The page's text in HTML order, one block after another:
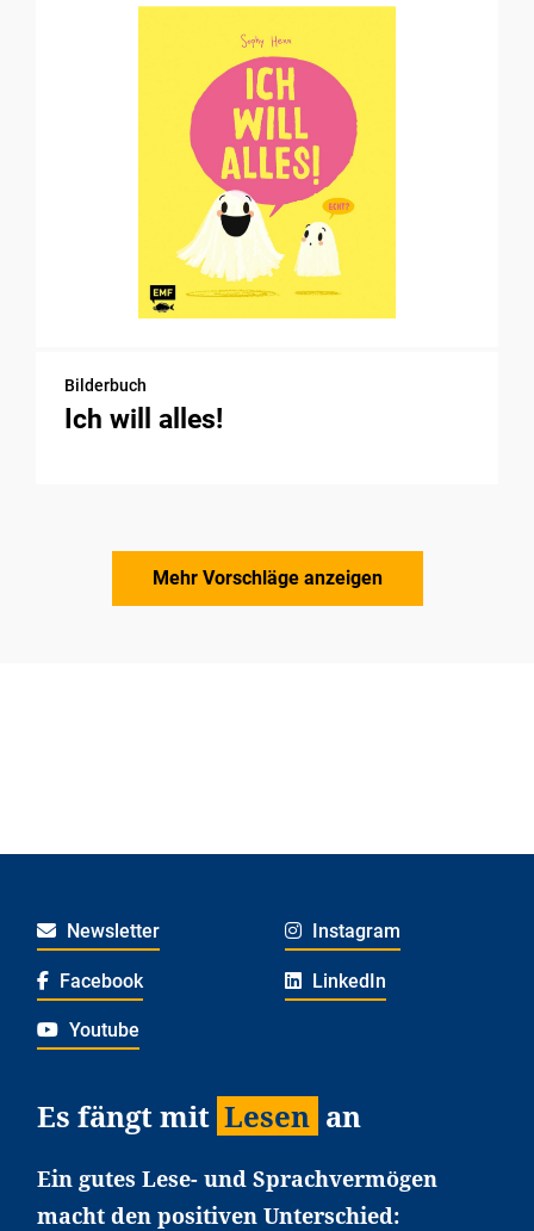
Bilderbuch
Ich will alles!
Mehr Vorschläge anzeigen
Newsletter Instagram
Facebook LinkedIn
Youtube
Es fängt mit Lesen an
Ein gutes Lese- und Sprachvermögen
macht den positiven Unterschied: